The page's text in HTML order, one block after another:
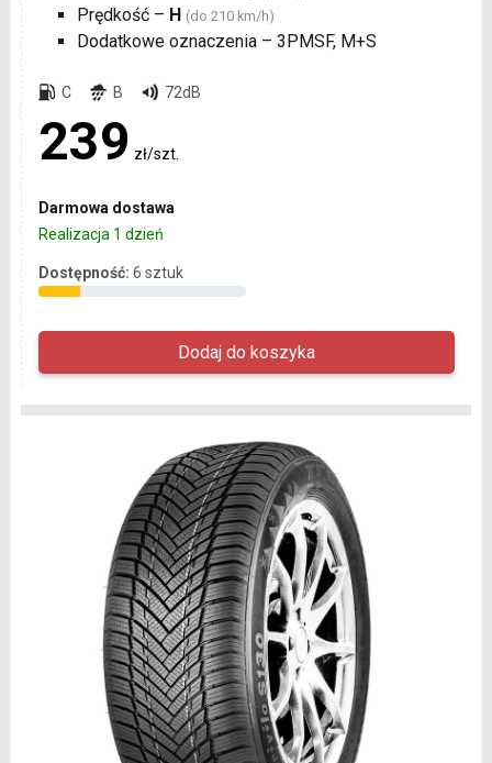
Prędkość – H (do 210 km/h)
Dodatkowe oznaczenia – 3PMSF, M+S
C B 72dB
239 zł/szt.
Darmowa dostawa
Realizacja 1 dzień
Dostępność: 6 sztuk